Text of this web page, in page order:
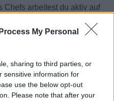
My Personal
sharing to third parties, or
sensitive information for
use the below opt-out
Please note that after your
Chefs arbeitest du aktiv auf
Zutaten kreierst du
4 - 6 Monate (nach
individueller Absprache auf